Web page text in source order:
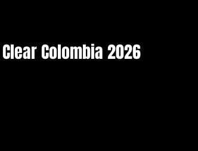
Colombia 2026